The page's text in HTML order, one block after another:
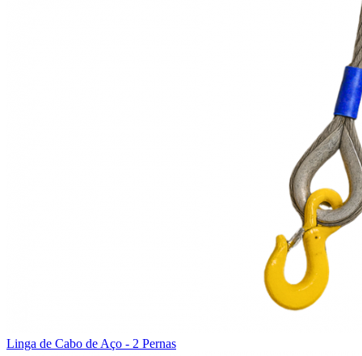
Linga de Cabo de Aço - 2 Pernas